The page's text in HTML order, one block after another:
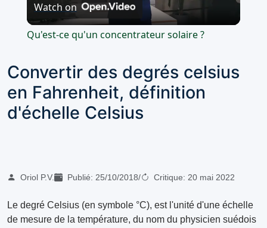
Video
Watch on
Qu'est-ce qu'un concentrateur solaire ?
Convertir des degrés celsius
en Fahrenheit, définition
d'échelle Celsius
Oriol P.V. Publié: 25/10/2018/ Critique: 20 mai 2022
Le degré Celsius (en symbole °C), est l'unité d'une échelle
de mesure de la température, du nom du physicien suédois